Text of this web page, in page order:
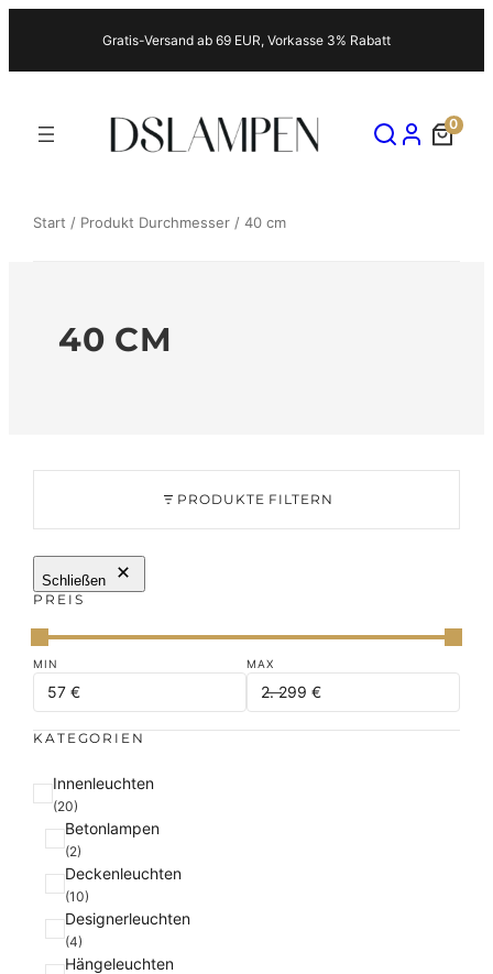
springen
Gratis-Versand ab 69 EUR, Vorkasse 3% Rabatt
0
Start / Produkt Durchmesser / 40 cm
40 CM
PRODUKTE FILTERN
Schließen
PREIS
KATEGORIEN
K
a
Innenleuchten
(20)
Betonlampen
(2)
Deckenleuchten
(10)
Designerleuchten
(4)
Hängeleuchten